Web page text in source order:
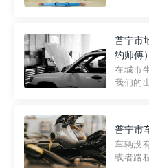
路救援
部门制
普宁市
约师傅）
在城市
我们的
紧急情
援方式
普宁市
车辆没
或者路